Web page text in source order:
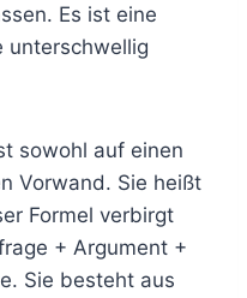
Es ist eine
unterschwellig
sowohl auf einen
Vorwand. Sie heißt
Formel verbirgt
+ Argument +
Sie besteht aus